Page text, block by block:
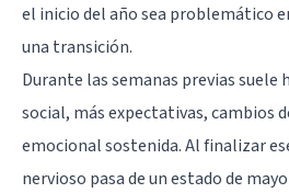
el inicio del año sea problemático
una transición.
Durante las semanas previas
social, más expectativas, cambios
emocional sostenida. Al finalizar
nervioso pasa de un estado de